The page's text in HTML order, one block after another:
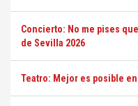
Concierto: No me pises
de Sevilla 2026
Teatro: Mejor es posible